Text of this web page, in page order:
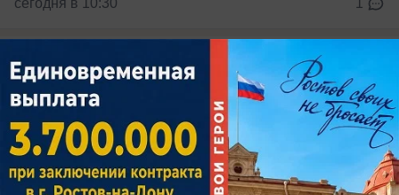
сегодня в 10:30 1
Происшествия
В центре Ростова огородили аварийный
дом на Большой Садовой из-за угрозы
обрушения
Власти ввели режим повышенной готовности
возле дома № 94